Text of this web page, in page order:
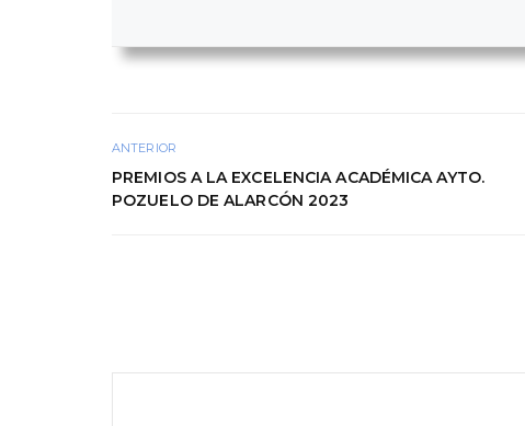
ANTERIOR
PREMIOS A LA EXCELENCIA ACADÉMICA AYTO.
POZUELO DE ALARCÓN 2023